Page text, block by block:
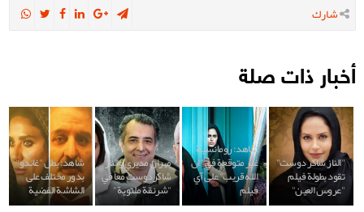
شارك
أخبار ذات صلة
"الناز شاكر دوست"
تقود بطولة فيلم
"عروس العين"
شاهد: رومانسية
غير متوقعة في "ان
الله قريب" على آي
فيلم
مهران مديري والناز
شاكردوست معاً في
"شرنقة ملتوية"
شاهد: بطل "غاندو"
بدور مختلف على
الشاشة الفضية